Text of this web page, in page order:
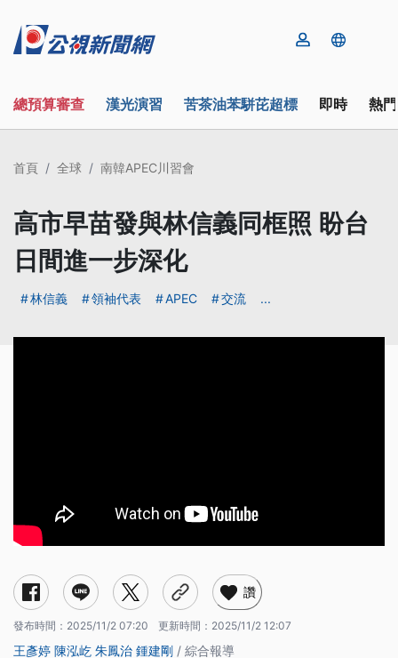
總預算審查 漢光演習 苦茶油苯駢芘超標 即時 熱
首頁 全球 南韓APEC川習會
高市早苗發與林信義同框照 盼台
日間進一步深化
林信義 領袖代表 APEC 交流 ...
讚
發布時間： 2025/11/2 07:20 更新時間： 2025/11/2 12:07
王彥婷 陳泓屹 朱鳳治 鍾建剛 / 綜合報導